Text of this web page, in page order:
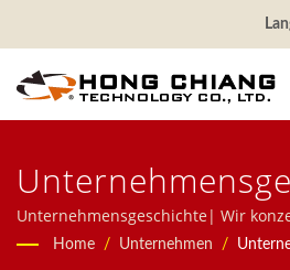
Taiwan Sushi Bar
Unternehmensgeschichte| Wir
automatische Systeme für
Home / Unternehmen /